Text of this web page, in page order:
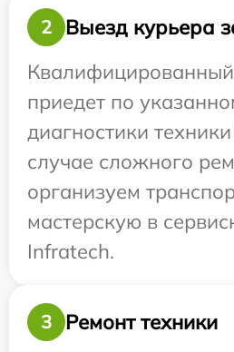
2
Выезд курьера
приедет по
диагностики
случае сложного
организуем
мастерскую в
Infratech.
3
Ремонт техники